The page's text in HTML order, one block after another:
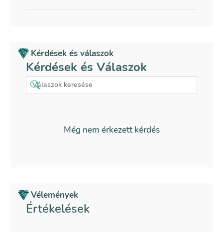
Kérdések és válaszok
Kérdések és Válaszok
Még nem érkezett kérdés
Vélemények
Értékelések